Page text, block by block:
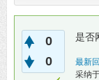
0
0
是否
最新
采纳